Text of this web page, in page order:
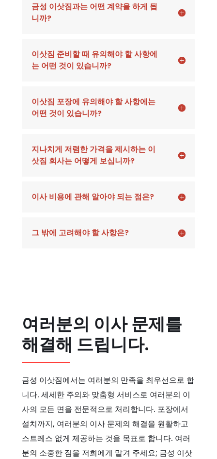
금성 이삿짐과는 어떤 계약을 하게 됩
니까?
이삿짐 준비할 때 유의해야 할 사항에
는 어떤 것이 있습니까?
이삿짐 포장에 유의해야 할 사항에는
어떤 것이 있습니까?
지나치게 저렴한 가격을 제시하는 이
삿짐 회사는 어떻게 보십니까?
이사 비용에 관해 알아야 되는 점은?
그 밖에 고려해야 할 사항은?
여러분의 이사 문제를
해결해 드립니다.
금성 이삿짐에서는 여러분의 만족을 최우선으로 합
니다. 세세한 주의와 맞춤형 서비스로 여러분의 이
사의 모든 면을 전문적으로 처리합니다. 포장에서
설치까지, 여러분의 이사 문제의 해결을 원활하고
스트레스 없게 제공하는 것을 목표로 합니다. 여러
분의 소중한 짐을 저희에게 맡겨 주세요; 금성 이삿